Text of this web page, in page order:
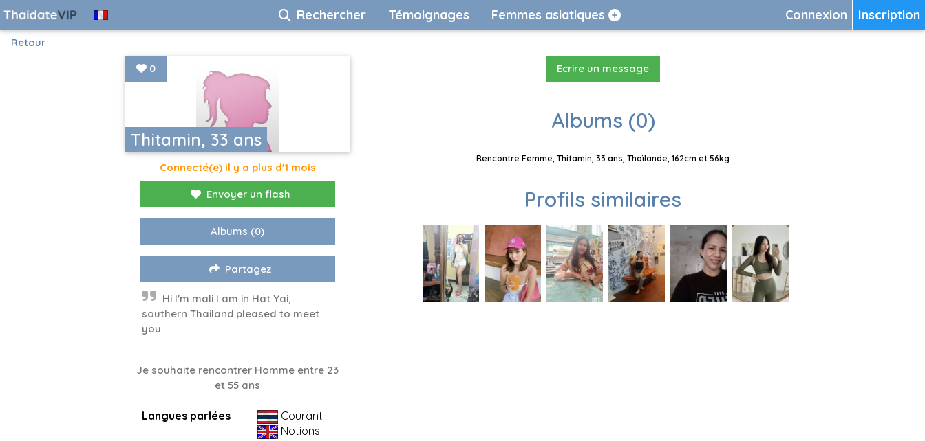
Inscription
Connexion
Rechercher Témoignages Femmes asiatiques
Retour
Thitamin, 33 ans
0
Connecté(e) il y a plus d'1 mois
Envoyer un flash
Albums (0)
Partagez
Hi I'm mali I am in Hat Yai,
southern Thailand.pleased to meet
you
Je souhaite rencontrer Homme entre 23
et 55 ans
Langues parlées
Courant
Notions
Ecrire un message
Albums (0)
Rencontre Femme, Thitamin, 33 ans, Thaïlande, 162cm et 56kg
Profils similaires